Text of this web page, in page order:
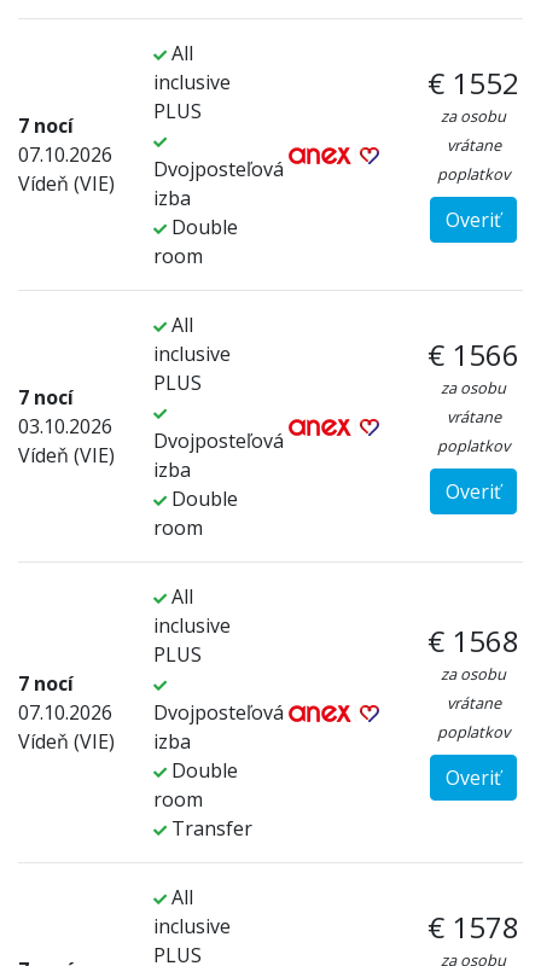
7 nocí
07.10.2026
Vídeň (VIE)
All
inclusive
PLUS
Dvojposteľová
izba
Double
room
€ 1552
za osobu
vrátane
poplatkov
Overiť
7 nocí
03.10.2026
Vídeň (VIE)
All
inclusive
PLUS
Dvojposteľová
izba
Double
room
€ 1566
za osobu
vrátane
poplatkov
Overiť
7 nocí
07.10.2026
Vídeň (VIE)
All
inclusive
PLUS
Dvojposteľová
izba
Double
room
Transfer
€ 1568
za osobu
vrátane
poplatkov
Overiť
All
inclusive
PLUS
€ 1578
za osobu